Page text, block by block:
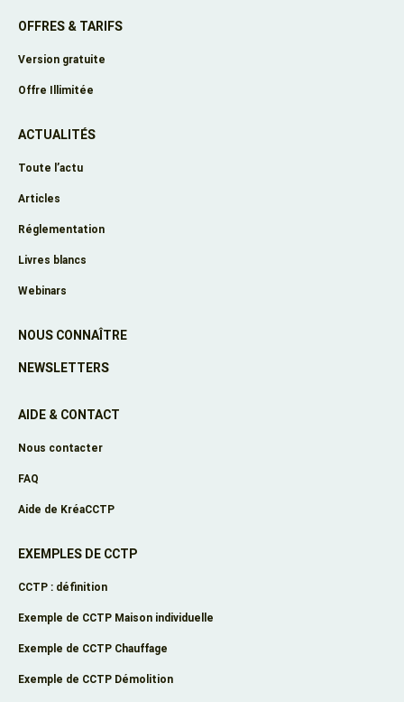
OFFRES & TARIFS
Version gratuite
Offre Illimitée
ACTUALITÉS
Toute l’actu
Articles
Réglementation
Livres blancs
Webinars
NOUS CONNAÎTRE
NEWSLETTERS
AIDE & CONTACT
Nous contacter
FAQ
Aide de KréaCCTP
EXEMPLES DE CCTP
CCTP : définition
Exemple de CCTP Maison individuelle
Exemple de CCTP Chauffage
Exemple de CCTP Démolition